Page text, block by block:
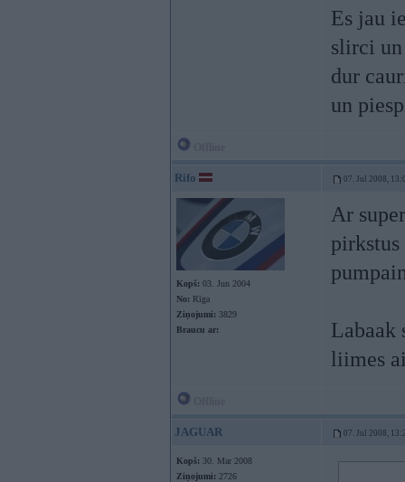
Es jau
slirci
dur
un
Rifo 07. Jul 2008,
Kopš: 03. Jun 2004
No: Rīga
Ziņojumi: 3829
Braucu ar:
Ar
Labaak
liimes
JAGUAR 07. Jul 2008,
Kopš: 30. Mar 2008
Ziņojumi: 2726